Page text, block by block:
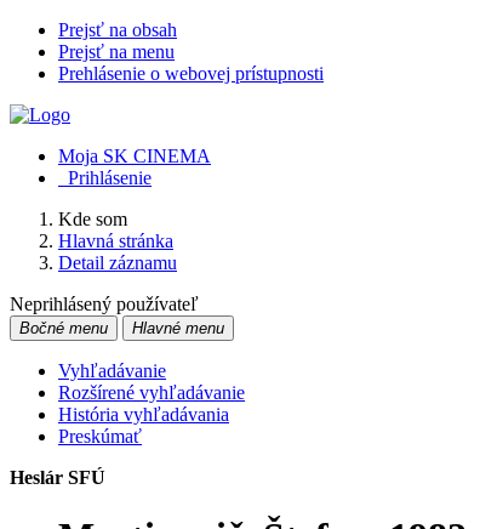
Prejsť na obsah
Prejsť na menu
Prehlásenie o webovej prístupnosti
Moja SK CINEMA
Prihlásenie
Kde som
Hlavná stránka
Detail záznamu
Neprihlásený používateľ
Bočné menu Hlavné menu
Vyhľadávanie
Rozšírené vyhľadávanie
História vyhľadávania
Preskúmať
Heslár SFÚ